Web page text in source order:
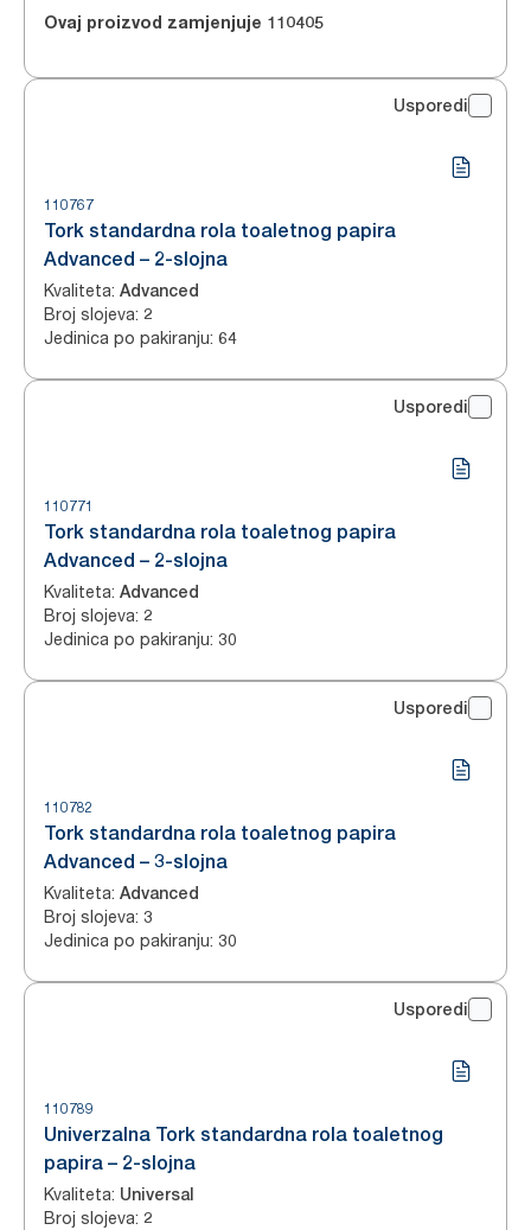
Ovaj proizvod zamjenjuje 110405
Usporedi
110767
Tork standardna rola toaletnog papira
Advanced – 2-slojna
Kvaliteta: Advanced
Broj slojeva: 2
Jedinica po pakiranju: 64
Usporedi
110771
Tork standardna rola toaletnog papira
Advanced – 2-slojna
Kvaliteta: Advanced
Broj slojeva: 2
Jedinica po pakiranju: 30
Usporedi
110782
Tork standardna rola toaletnog papira
Advanced – 3-slojna
Kvaliteta: Advanced
Broj slojeva: 3
Jedinica po pakiranju: 30
Usporedi
110789
Univerzalna Tork standardna rola toaletnog
papira – 2-slojna
Kvaliteta: Universal
Broj slojeva: 2